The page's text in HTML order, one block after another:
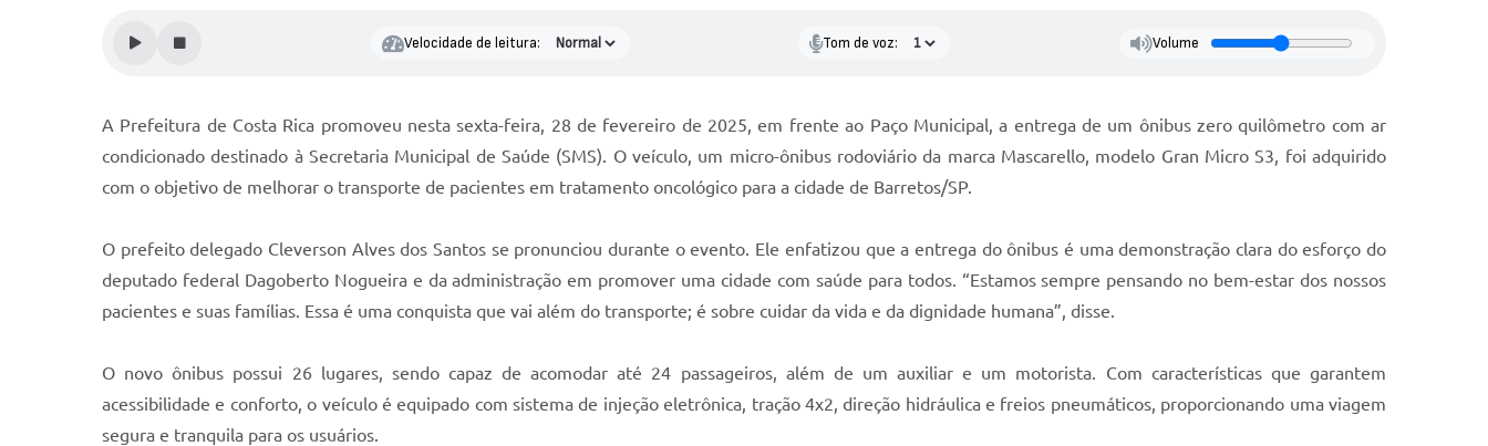
Velocidade de leitura: Tom de voz: Volume
A Prefeitura de Costa Rica promoveu nesta sexta-feira, 28 de fevereiro de 2025, em frente ao Paço Municipal, a entrega de um ônibus zero quilômetro com ar
condicionado destinado à Secretaria Municipal de Saúde (SMS). O veículo, um micro-ônibus rodoviário da marca Mascarello, modelo Gran Micro S3, foi adquirido
com o objetivo de melhorar o transporte de pacientes em tratamento oncológico para a cidade de Barretos/SP.
O prefeito delegado Cleverson Alves dos Santos se pronunciou durante o evento. Ele enfatizou que a entrega do ônibus é uma demonstração clara do esforço do
deputado federal Dagoberto Nogueira e da administração em promover uma cidade com saúde para todos. “Estamos sempre pensando no bem-estar dos nossos
pacientes e suas famílias. Essa é uma conquista que vai além do transporte; é sobre cuidar da vida e da dignidade humana”, disse.
O novo ônibus possui 26 lugares, sendo capaz de acomodar até 24 passageiros, além de um auxiliar e um motorista. Com características que garantem
acessibilidade e conforto, o veículo é equipado com sistema de injeção eletrônica, tração 4x2, direção hidráulica e freios pneumáticos, proporcionando uma viagem
segura e tranquila para os usuários.